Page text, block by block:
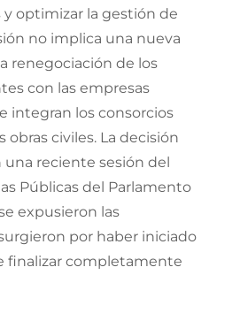
optimizar la gestión de
no implica una nueva
renegociación de los
con las empresas
integran los consorcios
obras civiles. La decisión
reciente sesión del
Públicas del Parlamento
expusieron las
por haber iniciado
finalizar completamente